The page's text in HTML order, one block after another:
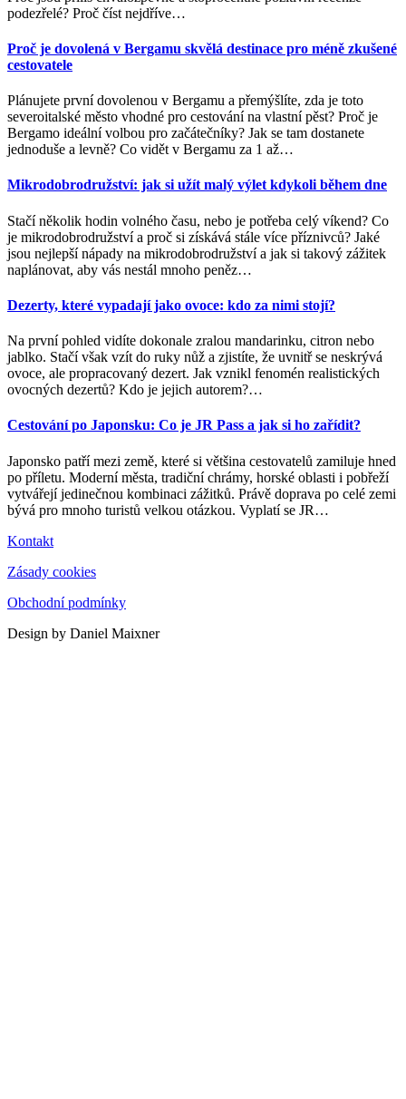
podezřelé? Proč číst nejdříve…
Proč je dovolená v Bergamu skvělá destinace pro méně zkušené
cestovatele
Plánujete první dovolenou v Bergamu a přemýšlíte, zda je toto
severoitalské město vhodné pro cestování na vlastní pěst? Proč je
Bergamo ideální volbou pro začátečníky? Jak se tam dostanete
jednoduše a levně? Co vidět v Bergamu za 1 až…
Mikrodobrodružství: jak si užít malý výlet kdykoli během dne
Stačí několik hodin volného času, nebo je potřeba celý víkend? Co
je mikrodobrodružství a proč si získává stále více příznivců? Jaké
jsou nejlepší nápady na mikrodobrodružství a jak si takový zážitek
naplánovat, aby vás nestál mnoho peněz…
Dezerty, které vypadají jako ovoce: kdo za nimi stojí?
Na první pohled vidíte dokonale zralou mandarinku, citron nebo
jablko. Stačí však vzít do ruky nůž a zjistíte, že uvnitř se neskrývá
ovoce, ale propracovaný dezert. Jak vznikl fenomén realistických
ovocných dezertů? Kdo je jejich autorem?…
Cestování po Japonsku: Co je JR Pass a jak si ho zařídit?
Japonsko patří mezi země, které si většina cestovatelů zamiluje hned
po příletu. Moderní města, tradiční chrámy, horské oblasti i pobřeží
vytvářejí jedinečnou kombinaci zážitků. Právě doprava po celé zemi
bývá pro mnoho turistů velkou otázkou. Vyplatí se JR…
Kontakt
Zásady cookies
Obchodní podmínky
Design by Daniel Maixner